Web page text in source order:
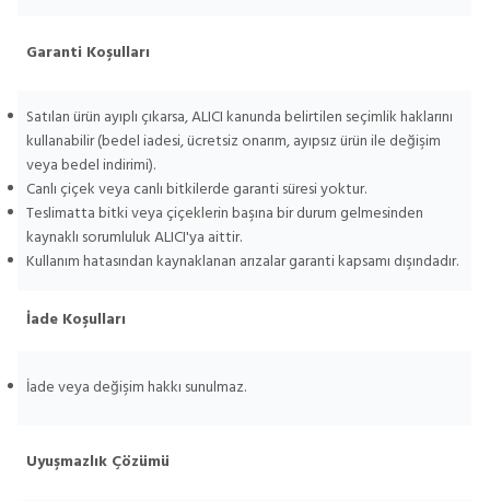
Garanti Koşulları
Satılan ürün ayıplı çıkarsa, ALICI kanunda belirtilen seçimlik haklarını
kullanabilir (bedel iadesi, ücretsiz onarım, ayıpsız ürün ile değişim
veya bedel indirimi).
Canlı çiçek veya canlı bitkilerde garanti süresi yoktur.
Teslimatta bitki veya çiçeklerin başına bir durum gelmesinden
kaynaklı sorumluluk ALICI'ya aittir.
Kullanım hatasından kaynaklanan arızalar garanti kapsamı dışındadır.
İade Koşulları
İade veya değişim hakkı sunulmaz.
Uyuşmazlık Çözümü